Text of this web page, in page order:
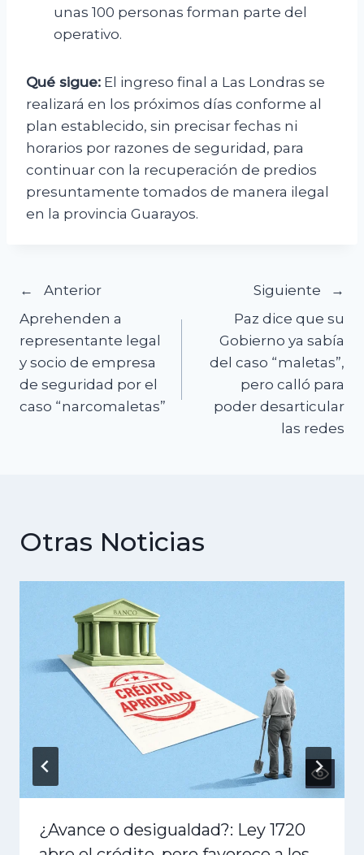
unas 100 personas forman parte del
operativo.
Qué sigue: El ingreso final a Las Londras se
realizará en los próximos días conforme al
plan establecido, sin precisar fechas ni
horarios por razones de seguridad, para
continuar con la recuperación de predios
presuntamente tomados de manera ilegal
en la provincia Guarayos.
Navegación
de
entradas
Anterior
Aprehenden a
representante legal
y socio de empresa
de seguridad por el
caso “narcomaletas”
Siguiente
Paz dice que su
Gobierno ya sabía
del caso “maletas”,
pero calló para
poder desarticular
las redes
Otras Noticias
¿Avance o desigualdad?: Ley 1720